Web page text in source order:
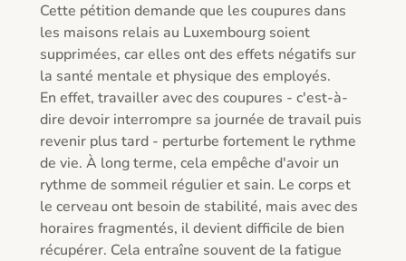
Cette pétition demande que les coupures dans
les maisons relais au Luxembourg soient
supprimées, car elles ont des effets négatifs sur
la santé mentale et physique des employés.
En effet, travailler avec des coupures - c'est-à-
dire devoir interrompre sa journée de travail puis
revenir plus tard - perturbe fortement le rythme
de vie. À long terme, cela empêche d'avoir un
rythme de sommeil régulier et sain. Le corps et
le cerveau ont besoin de stabilité, mais avec des
horaires fragmentés, il devient difficile de bien
récupérer. Cela entraîne souvent de la fatigue